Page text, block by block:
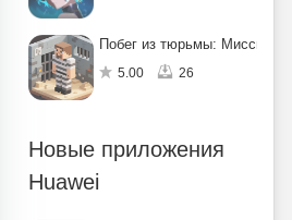
Побег из тюрьмы: Миссия по
5.00 26
Новые приложения
Huawei